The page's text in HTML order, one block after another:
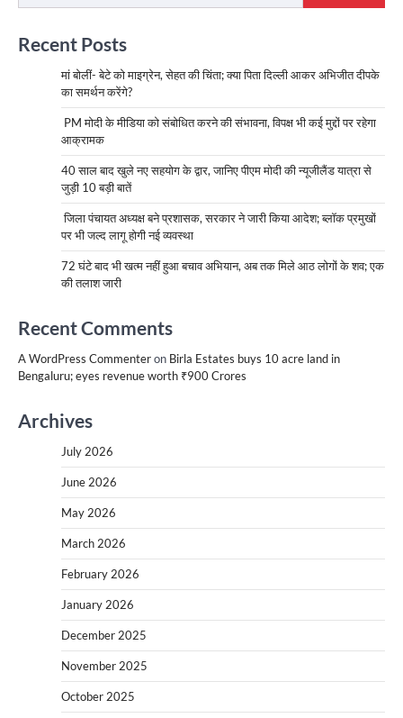
Recent Posts
मां बोलीं- बेटे को माइग्रेन, सेहत की चिंता; क्या पिता दिल्ली आकर अभिजीत दीपके
का समर्थन करेंगे?
PM मोदी के मीडिया को संबोधित करने की संभावना, विपक्ष भी कई मुद्दों पर रहेगा
आक्रामक
40 साल बाद खुले नए सहयोग के द्वार, जानिए पीएम मोदी की न्यूजीलैंड यात्रा से
जुड़ी 10 बड़ी बातें
जिला पंचायत अध्यक्ष बने प्रशासक, सरकार ने जारी किया आदेश; ब्लॉक प्रमुखों
पर भी जल्द लागू होगी नई व्यवस्था
72 घंटे बाद भी खत्म नहीं हुआ बचाव अभियान, अब तक मिले आठ लोगों के शव; एक
की तलाश जारी
Recent Comments
A WordPress Commenteron Birla Estates buys 10 acre land in
Bengaluru; eyes revenue worth ₹900 Crores
Archives
July 2026
June 2026
May 2026
March 2026
February 2026
January 2026
December 2025
November 2025
October 2025